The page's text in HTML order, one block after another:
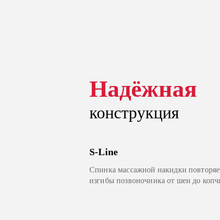
Надёжная
конструкция
Жёсткая спинка
Делайте массаж лежа. Используйте
диване, или кресле с низкой спинкой.
Надёжная
конструкция
S-Line
Спинка массажной накидки
изгибы позвоночника от шеи до